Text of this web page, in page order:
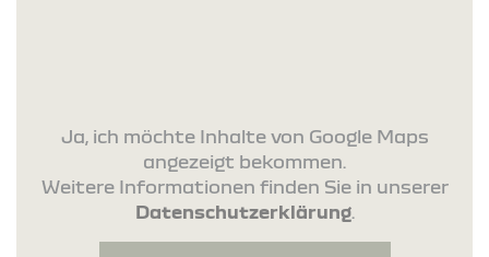
Ja, ich möchte Inhalte von Google Maps
angezeigt bekommen.
Weitere Informationen finden Sie in unserer
Datenschutzerklärung.